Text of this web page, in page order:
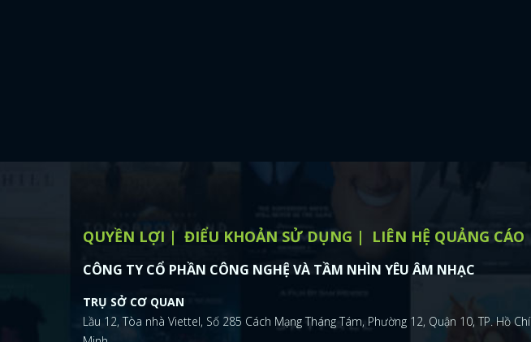
QUYỀN LỢI ĐIỂU KHOẢN SỬ DỤNG LIÊN HỆ QUẢNG CÁO
CÔNG TY CỔ PHẦN CÔNG NGHỆ VÀ TẦM NHÌN YÊU ÂM NHẠC
TRỤ SỞ CƠ QUAN
Lầu 12, Tòa nhà Viettel, Số 285 Cách Mạng Tháng Tám, Phường 12, Quận 10, TP. Hồ Chí